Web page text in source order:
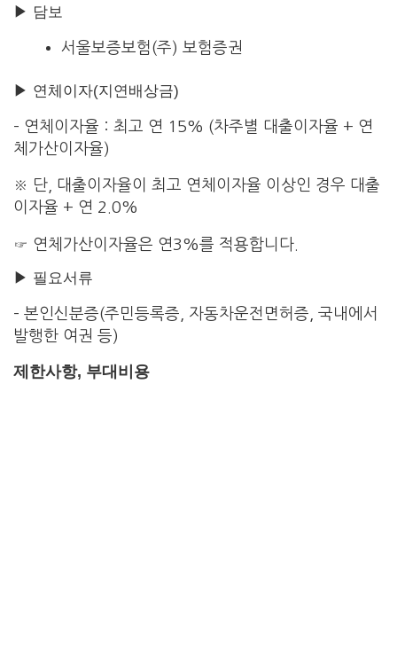
▶ 담보
서울보증보험(주) 보험증권
▶ 연체이자(지연배상금)
– 연체이자율 : 최고 연 15% (차주별 대출이자율 + 연
체가산이자율)
※ 단, 대출이자율이 최고 연체이자율 이상인 경우 대출
이자율 + 연 2.0%
☞ 연체가산이자율은 연3%를 적용합니다.
▶ 필요서류
– 본인신분증(주민등록증, 자동차운전면허증, 국내에서
발행한 여권 등)
제한사항, 부대비용